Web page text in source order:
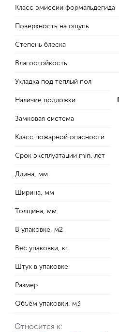
Класс эмиссии формальдегида
Поверхность на ощупь
Степень блеска
Влагостойкость
Укладка под теплый пол
Наличие подложки
Замковая система
Класс пожарной опасности
Срок эксплуатации min, лет
Длина, мм
Ширина, мм
Толщина, мм
В упаковке, м2
Вес упаковки, кг
Штук в упаковке
Размер
Объём упаковки, м3
Относится к: